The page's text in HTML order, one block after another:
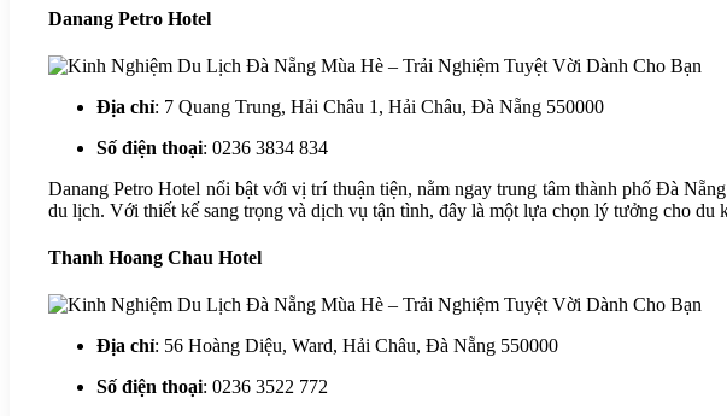
Danang Petro Hotel
Địa chỉ: 7 Quang Trung, Hải Châu 1, Hải Châu, Đà Nẵng 550000
Số điện thoại: 0236 3834 834
Danang Petro Hotel nổi bật với vị trí thuận tiện, nằm ngay trung tâm thành phố Đà
du lịch. Với thiết kế sang trọng và dịch vụ tận tình, đây là một lựa chọn lý tưởng cho du
Thanh Hoang Chau Hotel
Địa chỉ: 56 Hoàng Diệu, Ward, Hải Châu, Đà Nẵng 550000
Số điện thoại: 0236 3522 772